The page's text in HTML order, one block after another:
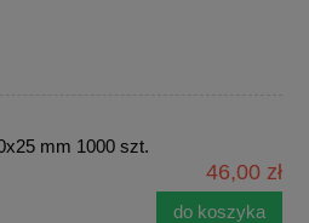
mm 1000 szt.
46,00 zł
do koszyka